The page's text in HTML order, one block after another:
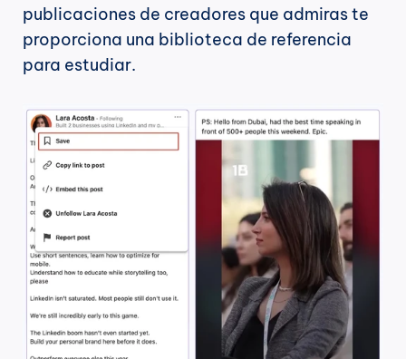
publicaciones de creadores que admiras te
proporciona una biblioteca de referencia
para estudiar.